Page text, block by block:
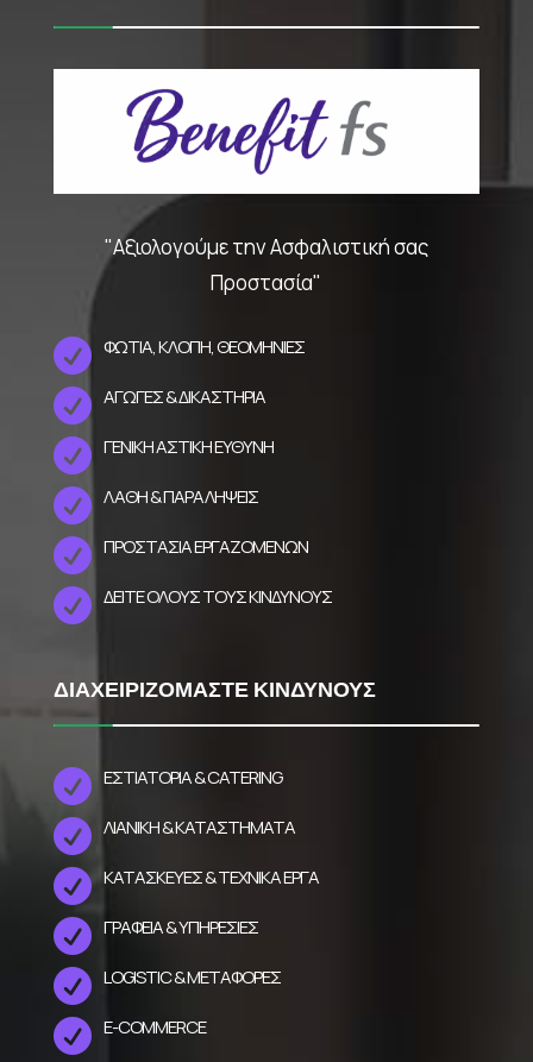
"Αξιολογούμε την Ασφαλιστική σας
Προστασία"
 ΦΩΤΙΑ, ΚΛΟΠΗ, ΘΕΟΜΗΝΙΕΣ
 ΑΓΩΓΕΣ & ΔΙΚΑΣΤΗΡΙΑ
 ΓΕΝΙΚΗ ΑΣΤΙΚΗ ΕΥΘΥΝΗ
 ΛΑΘΗ & ΠΑΡΑΛΗΨΕΙΣ
 ΠΡΟΣΤΑΣΙΑ ΕΡΓΑΖΟΜΕΝΩΝ
 ΔΕΙΤΕ ΟΛΟΥΣ ΤΟΥΣ ΚΙΝΔΥΝΟΥΣ
ΔΙΑΧΕΙΡΙΖΟΜΑΣΤΕ ΚΙΝΔΥΝΟΥΣ
 ΕΣΤΙΑΤΌΡΙΑ & CATERING
 ΛΙΑΝΙΚΗ & ΚΑΤΑΣΤΗΜΑΤΑ
 ΚΑΤΑΣΚΕΥΕΣ & ΤΕΧΝΙΚΑ ΕΡΓΑ
 ΓΡΑΦΕΙΑ & ΥΠΗΡΕΣΙΕΣ
 LOGISTIC & ΜΕΤΑΦΟΡΕΣ
 E-COMMERCE